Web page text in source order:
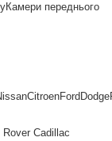
Камери переднього
CitroenFord Dodge
Rover Cadillac